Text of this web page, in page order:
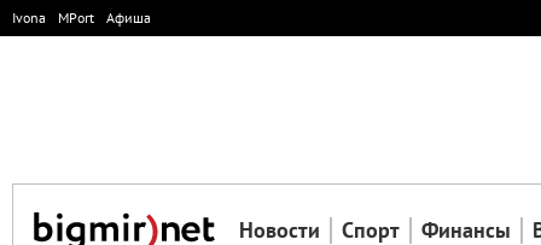
Ivona MPort Афиша
Новости Спорт Финансы